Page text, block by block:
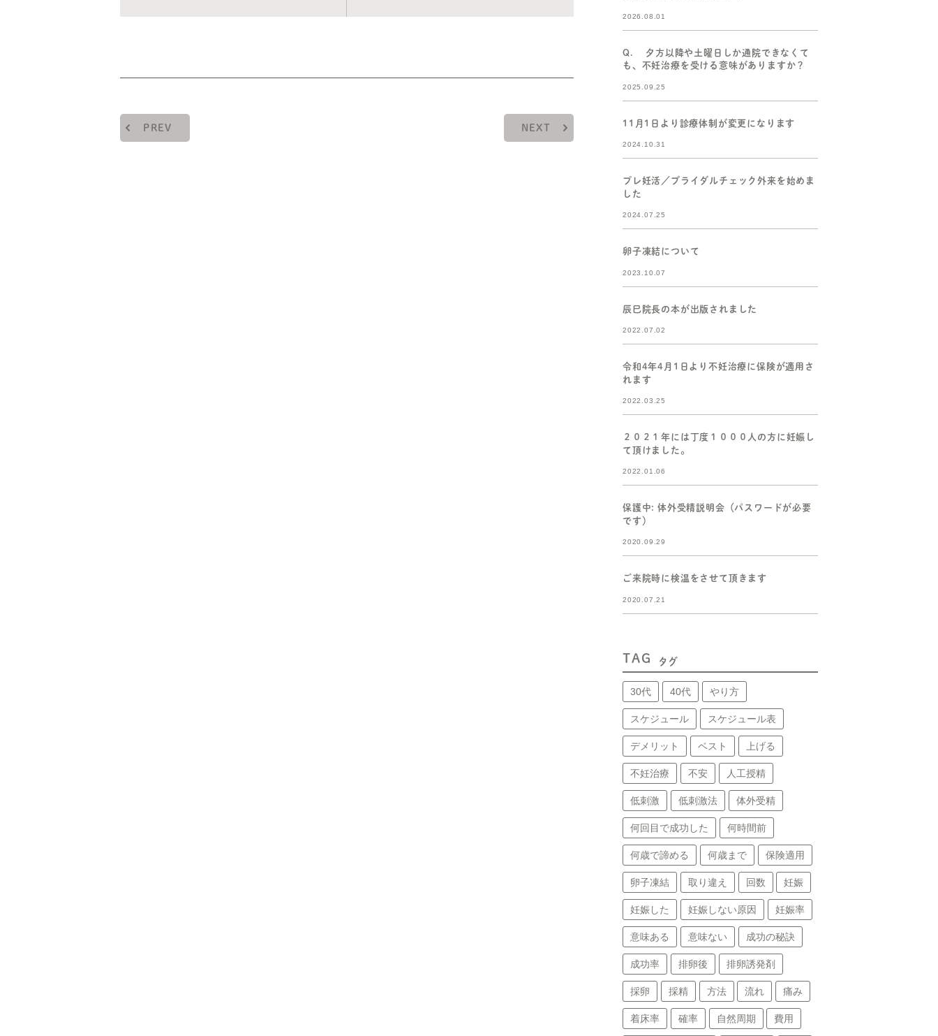
PREV NEXT
2026.08.01
Q. 夕方以降や土曜日しか通院できなくて
も、不妊治療を受ける意味がありますか？
2025.09.25
11月1日より診療体制が変更になります
2024.10.31
プレ妊活／ブライダルチェック外来を始めま
した
2024.07.25
卵子凍結について
2023.10.07
辰巳院長の本が出版されました
2022.07.02
令和4年4月1日より不妊治療に保険が適用さ
れます
2022.03.25
２０２１年には丁度１０００人の方に妊娠し
て頂けました。
2022.01.06
保護中: 体外受精説明会（パスワードが必要
です）
2020.09.29
ご来院時に検温をさせて頂きます
2020.07.21
TAG タグ
30代 40代 やり方
スケジュール スケジュール表
デメリット ベスト 上げる
不妊治療 不安 人工授精
低刺激 低刺激法 体外受精
何回目で成功した 何時間前
何歳で諦める 何歳まで 保険適用
卵子凍結 取り違え 回数 妊娠
妊娠した 妊娠しない原因 妊娠率
意味ある 意味ない 成功の秘訣
成功率 排卵後 排卵誘発剤
採卵 採精 方法 流れ 痛み
着床率 確率 自然周期 費用